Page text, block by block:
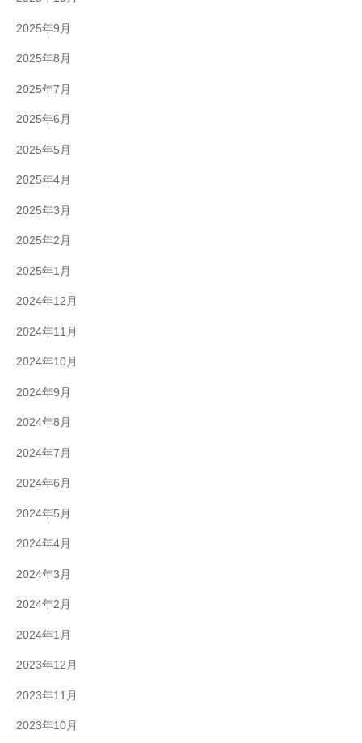
2025年9月
2025年8月
2025年7月
2025年6月
2025年5月
2025年4月
2025年3月
2025年2月
2025年1月
2024年12月
2024年11月
2024年10月
2024年9月
2024年8月
2024年7月
2024年6月
2024年5月
2024年4月
2024年3月
2024年2月
2024年1月
2023年12月
2023年11月
2023年10月